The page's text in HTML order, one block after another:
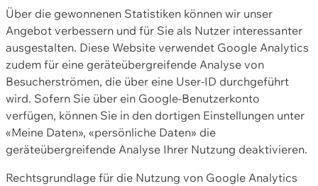
Über die gewonnenen Statistiken können wir unser
Angebot verbessern und für Sie als Nutzer interessanter
ausgestalten. Diese Website verwendet Google Analytics
zudem für eine geräteübergreifende Analyse von
Besucherströmen, die über eine User-ID durchgeführt
wird. Sofern Sie über ein Google-Benutzerkonto
verfügen, können Sie in den dortigen Einstellungen unter
«Meine Daten», «persönliche Daten» die
geräteübergreifende Analyse Ihrer Nutzung deaktivieren.
Rechtsgrundlage für die Nutzung von Google Analytics